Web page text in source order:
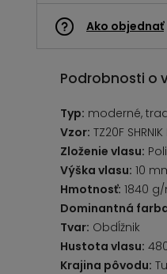
Ako objednať
Podrobnosti o
Typ: moderné,
Vzor: TZ20F SHRNIK
Zloženie vlasu:
Výška vlasu: 10
Hmotnosť: 1840
Dominantná
Tvar: Obdĺžnik
Hustota vlasu:
Krajina pôvodu: